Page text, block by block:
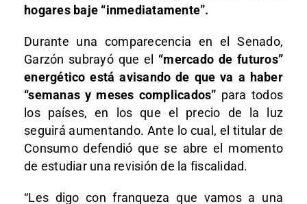
hogares baje “inmediatamente”.
Durante una comparecencia en el Senado,
Garzón subrayó que el
“mercado de futuros”
energético está avisando de que va a haber
“semanas y meses complicados” para todos
los países, en los que el precio de la luz
seguirá aumentando. Ante lo cual, el titular de
Consumo defendió que se abre el momento
de estudiar una revisión de la fiscalidad.
“Les digo con franqueza que vamos a una